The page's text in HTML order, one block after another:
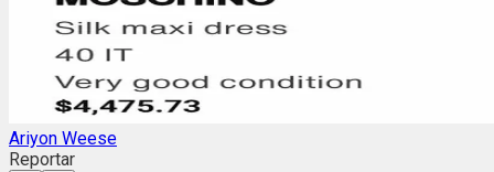
Ariyon Weese
Reportar